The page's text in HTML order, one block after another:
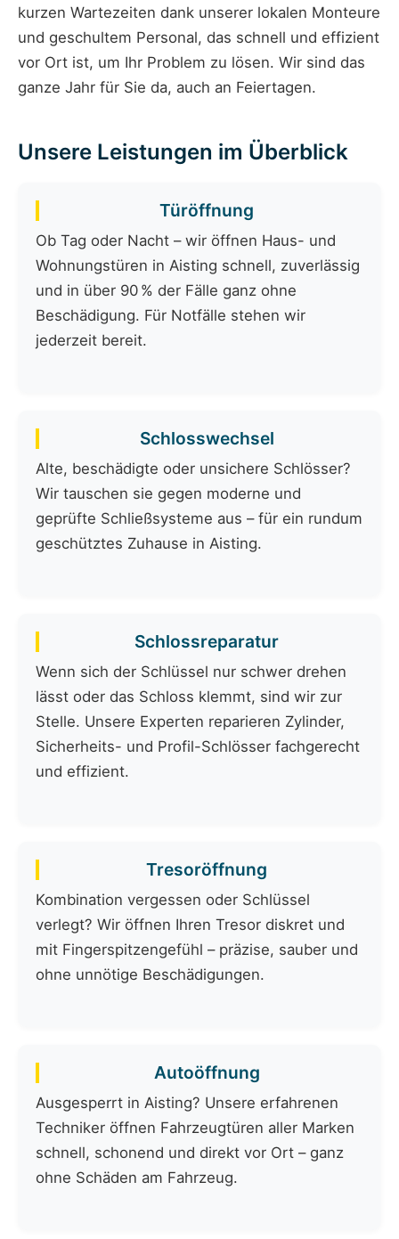
kurzen Wartezeiten dank unserer lokalen Monteure
und geschultem Personal, das schnell und effizient
vor Ort ist, um Ihr Problem zu lösen. Wir sind das
ganze Jahr für Sie da, auch an Feiertagen.
Unsere Leistungen im Überblick
Türöffnung
Ob Tag oder Nacht – wir öffnen Haus- und
Wohnungstüren in Aisting schnell, zuverlässig
und in über 90 % der Fälle ganz ohne
Beschädigung. Für Notfälle stehen wir
jederzeit bereit.
Schlosswechsel
Alte, beschädigte oder unsichere Schlösser?
Wir tauschen sie gegen moderne und
geprüfte Schließsysteme aus – für ein rundum
geschütztes Zuhause in Aisting.
Schlossreparatur
Wenn sich der Schlüssel nur schwer drehen
lässt oder das Schloss klemmt, sind wir zur
Stelle. Unsere Experten reparieren Zylinder,
Sicherheits- und Profil-Schlösser fachgerecht
und effizient.
Tresoröffnung
Kombination vergessen oder Schlüssel
verlegt? Wir öffnen Ihren Tresor diskret und
mit Fingerspitzengefühl – präzise, sauber und
ohne unnötige Beschädigungen.
Autoöffnung
Ausgesperrt in Aisting? Unsere erfahrenen
Techniker öffnen Fahrzeugtüren aller Marken
schnell, schonend und direkt vor Ort – ganz
ohne Schäden am Fahrzeug.